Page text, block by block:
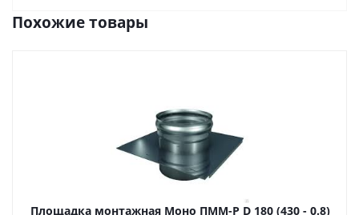
Похожие товары
Площадка монтажная Моно ПММ-Р D 180 (430 - 0.8)